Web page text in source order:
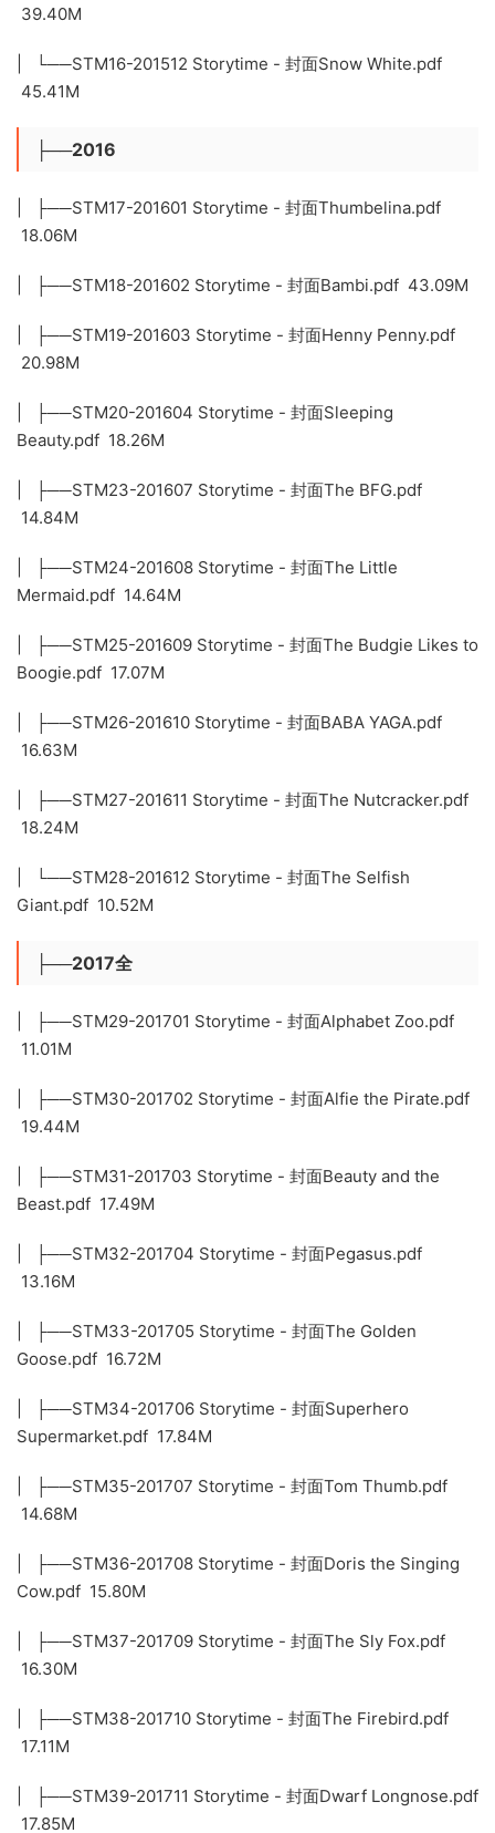
39.40M
| └──STM16-201512 Storytime - 封面Snow White.pdf
45.41M
├──2016
| ├──STM17-201601 Storytime - 封面Thumbelina.pdf
18.06M
| ├──STM18-201602 Storytime - 封面Bambi.pdf 43.09M
| ├──STM19-201603 Storytime - 封面Henny Penny.pdf
20.98M
| ├──STM20-201604 Storytime - 封面Sleeping
Beauty.pdf 18.26M
| ├──STM23-201607 Storytime - 封面The BFG.pdf
14.84M
| ├──STM24-201608 Storytime - 封面The Little
Mermaid.pdf 14.64M
| ├──STM25-201609 Storytime - 封面The Budgie Likes to
Boogie.pdf 17.07M
| ├──STM26-201610 Storytime - 封面BABA YAGA.pdf
16.63M
| ├──STM27-201611 Storytime - 封面The Nutcracker.pdf
18.24M
| └──STM28-201612 Storytime - 封面The Selfish
Giant.pdf 10.52M
├──2017全
| ├──STM29-201701 Storytime - 封面Alphabet Zoo.pdf
11.01M
| ├──STM30-201702 Storytime - 封面Alfie the Pirate.pdf
19.44M
| ├──STM31-201703 Storytime - 封面Beauty and the
Beast.pdf 17.49M
| ├──STM32-201704 Storytime - 封面Pegasus.pdf
13.16M
| ├──STM33-201705 Storytime - 封面The Golden
Goose.pdf 16.72M
| ├──STM34-201706 Storytime - 封面Superhero
Supermarket.pdf 17.84M
| ├──STM35-201707 Storytime - 封面Tom Thumb.pdf
14.68M
| ├──STM36-201708 Storytime - 封面Doris the Singing
Cow.pdf 15.80M
| ├──STM37-201709 Storytime - 封面The Sly Fox.pdf
16.30M
| ├──STM38-201710 Storytime - 封面The Firebird.pdf
17.11M
| ├──STM39-201711 Storytime - 封面Dwarf Longnose.pdf
17.85M